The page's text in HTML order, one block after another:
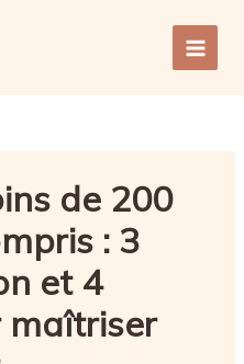
Main
de 200
: 3
et 4
maîtriser